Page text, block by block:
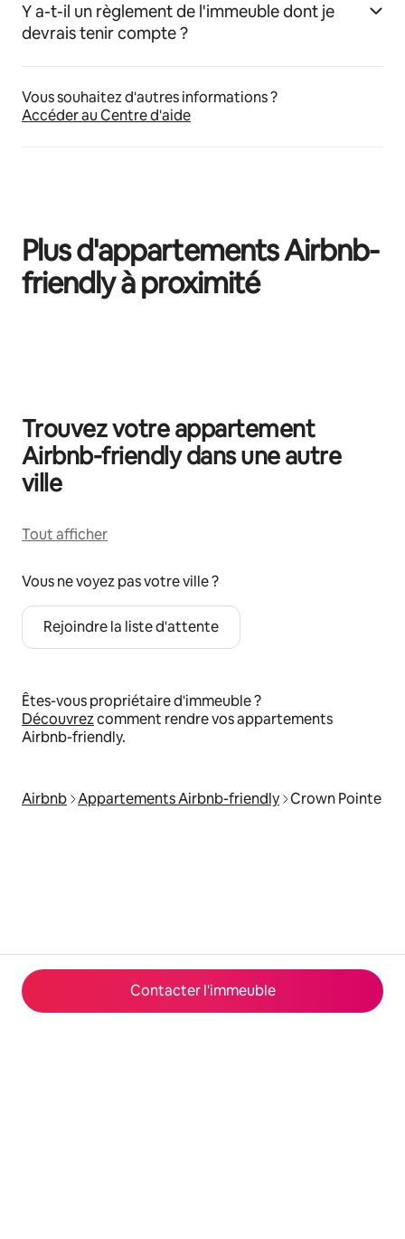
Contacter l'immeuble
Y a-t-il un règlement de l'immeuble dont je
devrais tenir compte ?
Vous souhaitez d'autres informations ?
Accéder au Centre d'aide
Plus d'appartements Airbnb-
friendly à proximité
Trouvez votre appartement
Airbnb-friendly dans une autre
ville
Tout afficher
Vous ne voyez pas votre ville ?
Rejoindre la liste d'attente
Êtes-vous propriétaire d'immeuble ?
Découvrezcomment rendre vos appartements
Airbnb-friendly.
Airbnb Appartements Airbnb-friendly Crown Pointe